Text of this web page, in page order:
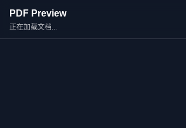
PDF Preview
正在加载文档...